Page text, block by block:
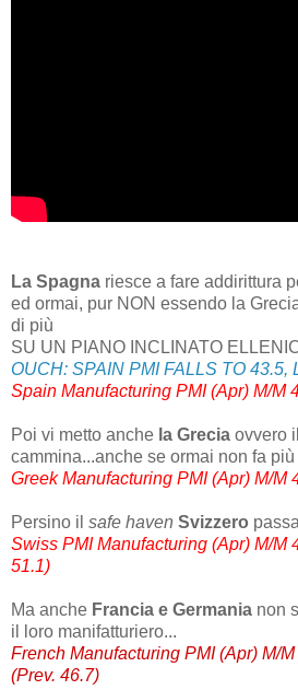
La Spagna riesce a fare addirittura
ed ormai, pur NON essendo la
di più
SU UN PIANO INCLINATO
OUCH: SPAIN PMI FALLS TO 43.5,
Spain Manufacturing PMI (Apr) M/M
Poi vi metto anche la Grecia ovvero
cammina...anche se ormai non fa più
Greek Manufacturing PMI (Apr) M/M
Persino il safe haven Svizzero
Swiss PMI Manufacturing (Apr) M/M
51.1)
Ma anche Francia e Germania non
il loro manifatturiero...
French Manufacturing PMI (Apr) M/
(Prev. 46.7)